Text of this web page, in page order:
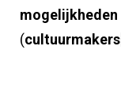
mogelijkheden
(